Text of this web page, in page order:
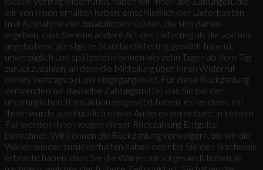
wir von Ihnen erhalten haben, einschließlich der Lieferkosten
(mit Ausnahme der zusätzlichen Kosten, die sich daraus
ergeben, dass Sie eine andere Art der Lieferung als die von uns
angebotene, günstigste Standardlieferung gewählt haben),
unverzüglich und spätestens binnen vierzehn Tagen ab dem Tag
zurückzuzahlen, an dem die Mitteilung über Ihren Widerruf
dieses Vertrags bei uns eingegangen ist. Für diese Rückzahlung
verwenden wir dasselbe Zahlungsmittel, das Sie bei der
ursprünglichen Transaktion eingesetzt haben, es sei denn, mit
Ihnen wurde ausdrücklich etwas Anderes vereinbart; in keinem
Fall werden Ihnen wegen dieser Rückzahlung Entgelte
berechnet. Wir können die Rückzahlung verweigern, bis wir die
Waren wieder zurückerhalten haben oder bis Sie den Nachweis
erbracht haben, dass Sie die Waren zurückgesandt haben, je